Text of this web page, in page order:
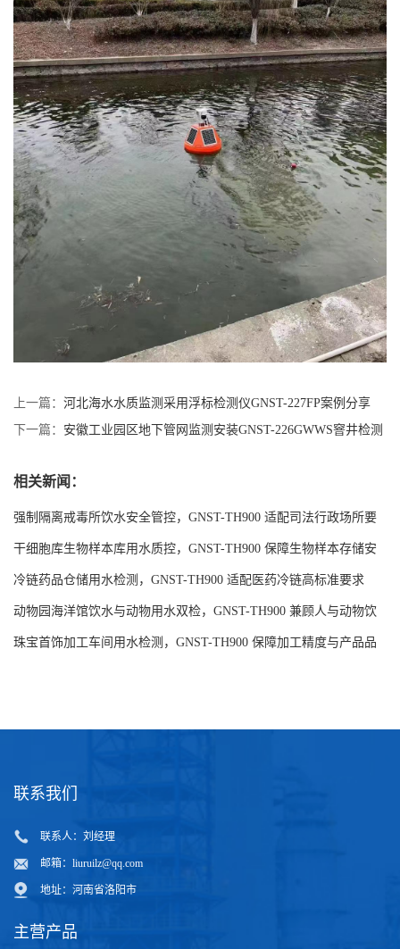
下一篇：安徽工业园区地下管网监测安装GNST-226GWWS窨井检测
仪
强制隔离戒毒所饮水安全管控，GNST-TH900 适配司法行政场所要
求
干细胞库生物样本库用水质控，GNST-TH900 保障生物样本存储安
全
冷链药品仓储用水检测，GNST-TH900 适配医药冷链高标准要求
质
联系我们
联系人：刘经理